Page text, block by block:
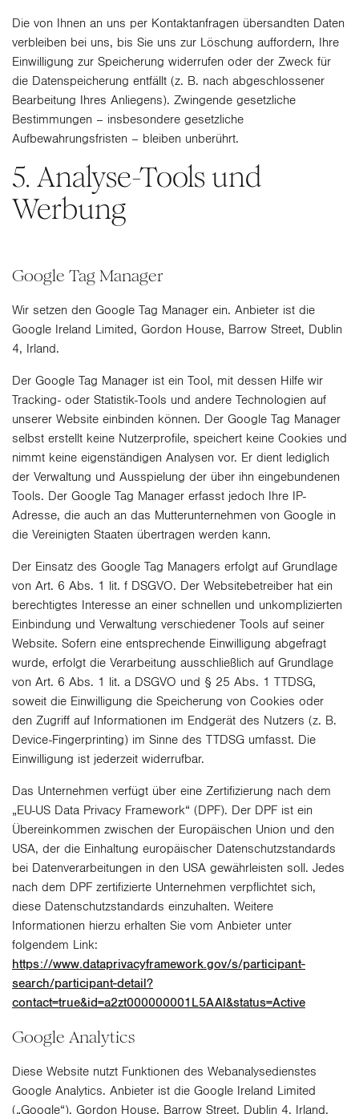
Die von Ihnen an uns per Kontaktanfragen übersandten Daten
verbleiben bei uns, bis Sie uns zur Löschung auffordern, Ihre
Einwilligung zur Speicherung widerrufen oder der Zweck für
die Datenspeicherung entfällt (z. B. nach abgeschlossener
Bearbeitung Ihres Anliegens). Zwingende gesetzliche
Bestimmungen – insbesondere gesetzliche
Aufbewahrungsfristen – bleiben unberührt.
5. Analyse-Tools und
Werbung
Google Tag Manager
Wir setzen den Google Tag Manager ein. Anbieter ist die
Google Ireland Limited, Gordon House, Barrow Street, Dublin
4, Irland.
Der Google Tag Manager ist ein Tool, mit dessen Hilfe wir
Tracking- oder Statistik-Tools und andere Technologien auf
unserer Website einbinden können. Der Google Tag Manager
selbst erstellt keine Nutzerprofile, speichert keine Cookies und
nimmt keine eigenständigen Analysen vor. Er dient lediglich
der Verwaltung und Ausspielung der über ihn eingebundenen
Tools. Der Google Tag Manager erfasst jedoch Ihre IP-
Adresse, die auch an das Mutterunternehmen von Google in
die Vereinigten Staaten übertragen werden kann.
Der Einsatz des Google Tag Managers erfolgt auf Grundlage
von Art. 6 Abs. 1 lit. f DSGVO. Der Websitebetreiber hat ein
berechtigtes Interesse an einer schnellen und unkomplizierten
Einbindung und Verwaltung verschiedener Tools auf seiner
Website. Sofern eine entsprechende Einwilligung abgefragt
wurde, erfolgt die Verarbeitung ausschließlich auf Grundlage
von Art. 6 Abs. 1 lit. a DSGVO und § 25 Abs. 1 TTDSG,
soweit die Einwilligung die Speicherung von Cookies oder
den Zugriff auf Informationen im Endgerät des Nutzers (z. B.
Device-Fingerprinting) im Sinne des TTDSG umfasst. Die
Einwilligung ist jederzeit widerrufbar.
Das Unternehmen verfügt über eine Zertifizierung nach dem
„EU-US Data Privacy Framework“ (DPF). Der DPF ist ein
Übereinkommen zwischen der Europäischen Union und den
USA, der die Einhaltung europäischer Datenschutzstandards
bei Datenverarbeitungen in den USA gewährleisten soll. Jedes
nach dem DPF zertifizierte Unternehmen verpflichtet sich,
diese Datenschutzstandards einzuhalten. Weitere
Informationen hierzu erhalten Sie vom Anbieter unter
folgendem Link:
https://www.dataprivacyframework.gov/s/participant-
search/participant-detail?
contact=true&id=a2zt000000001L5AAI&status=Active
Google Analytics
Diese Website nutzt Funktionen des Webanalysedienstes
Google Analytics. Anbieter ist die Google Ireland Limited
(„Google“), Gordon House, Barrow Street, Dublin 4, Irland.